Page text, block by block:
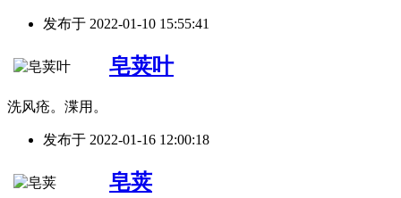
发布于 2022-01-10 15:55:41
皂荚叶
洗风疮。渫用。
发布于 2022-01-16 12:00:18
皂荚